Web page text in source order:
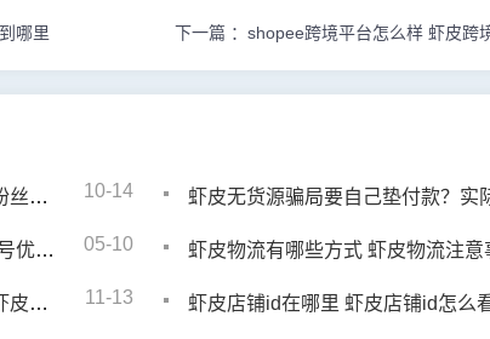
哪里 下一篇 ： shopee跨境平台怎么样 虾皮跨
营 10-14 虾皮无货源骗局要自己垫付款？实际情况揭
哪里 05-10 虾皮物流有哪些方式 虾皮物流注意
率 11-13 虾皮店铺id在哪里 虾皮店铺id怎么